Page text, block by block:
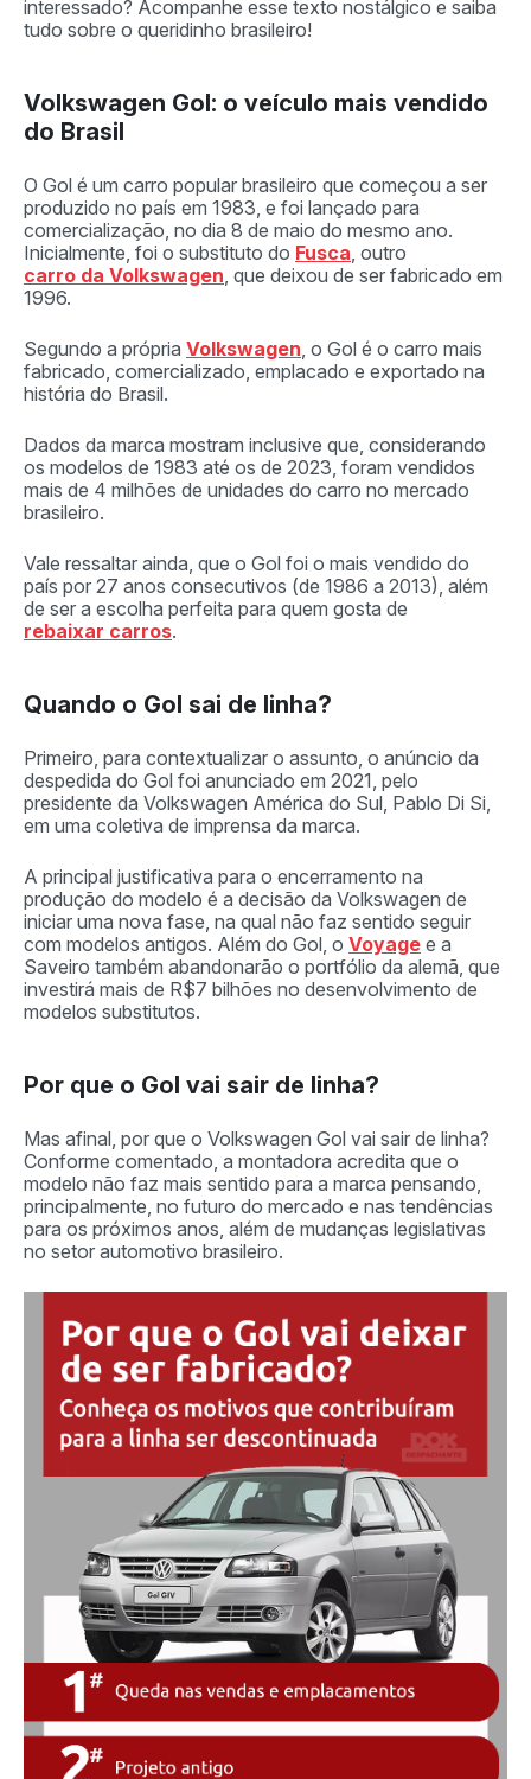
interessado? Acompanhe esse texto nostálgico e saiba
tudo sobre o queridinho brasileiro!
Volkswagen Gol: o veículo mais vendido
do Brasil
O Gol é um carro popular brasileiro que começou a ser
produzido no país em 1983, e foi lançado para
comercialização, no dia 8 de maio do mesmo ano.
Inicialmente, foi o substituto do Fusca, outro
carro da Volkswagen, que deixou de ser fabricado em
1996.
Segundo a própria Volkswagen, o Gol é o carro mais
fabricado, comercializado, emplacado e exportado na
história do Brasil.
Dados da marca mostram inclusive que, considerando
os modelos de 1983 até os de 2023, foram vendidos
mais de 4 milhões de unidades do carro no mercado
brasileiro.
Vale ressaltar ainda, que o Gol foi o mais vendido do
país por 27 anos consecutivos (de 1986 a 2013), além
de ser a escolha perfeita para quem gosta de
rebaixar carros.
Quando o Gol sai de linha?
Primeiro, para contextualizar o assunto, o anúncio da
despedida do Gol foi anunciado em 2021, pelo
presidente da Volkswagen América do Sul, Pablo Di Si,
em uma coletiva de imprensa da marca.
A principal justificativa para o encerramento na
produção do modelo é a decisão da Volkswagen de
iniciar uma nova fase, na qual não faz sentido seguir
com modelos antigos. Além do Gol, o Voyage e a
Saveiro também abandonarão o portfólio da alemã, que
investirá mais de R$7 bilhões no desenvolvimento de
modelos substitutos.
Por que o Gol vai sair de linha?
Mas afinal, por que o Volkswagen Gol vai sair de linha?
Conforme comentado, a montadora acredita que o
modelo não faz mais sentido para a marca pensando,
principalmente, no futuro do mercado e nas tendências
para os próximos anos, além de mudanças legislativas
no setor automotivo brasileiro.